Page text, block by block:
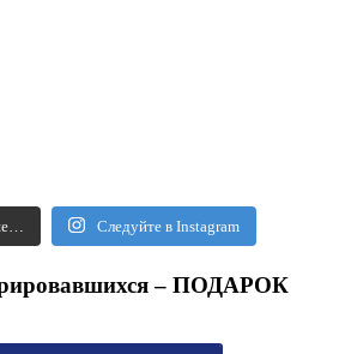
Следуйте в Instagram
– ПОДАРОК